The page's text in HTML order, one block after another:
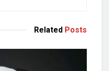
Related Posts